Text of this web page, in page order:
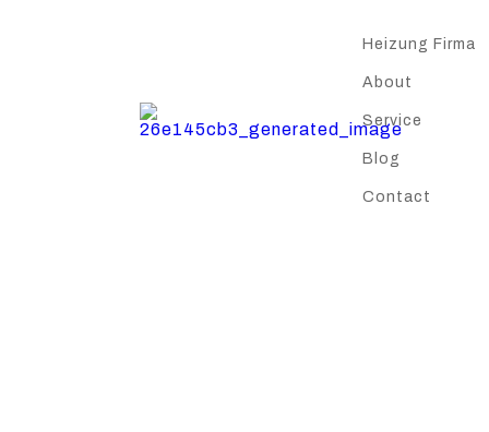
Heizung Firma
About
Service
Blog
Contact